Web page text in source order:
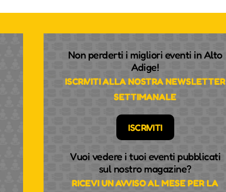
Non perderti i migliori eventi in Alto
Adige!
ISCRIVITI ALLA NOSTRA NEWSLETTER
SETTIMANALE
ISCRIVITI
Vuoi vedere i tuoi eventi pubblicati
sul nostro magazine?
RICEVI UN AVVISO AL MESE PER LA